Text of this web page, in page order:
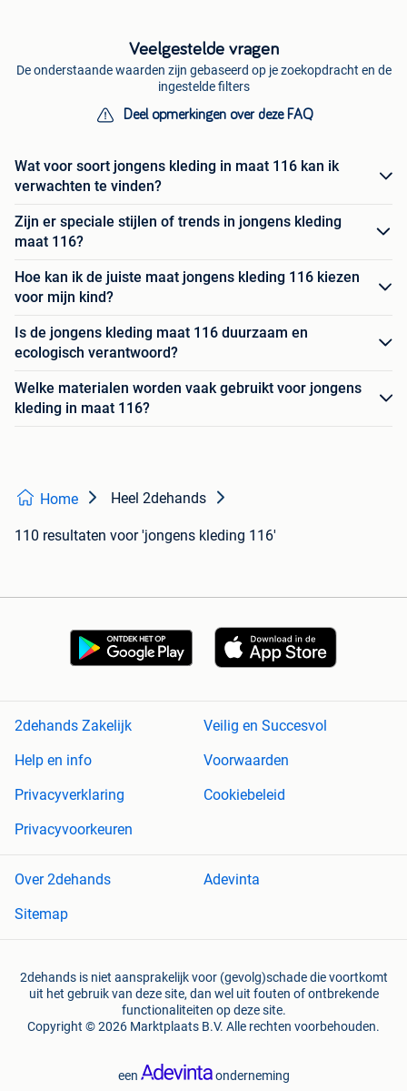
Veelgestelde vragen
De onderstaande waarden zijn gebaseerd op je zoekopdracht en de
ingestelde filters
Deel opmerkingen over deze FAQ
Wat voor soort jongens kleding in maat 116 kan ik
verwachten te vinden?
Zijn er speciale stijlen of trends in jongens kleding
maat 116?
Hoe kan ik de juiste maat jongens kleding 116 kiezen
voor mijn kind?
Is de jongens kleding maat 116 duurzaam en
ecologisch verantwoord?
Welke materialen worden vaak gebruikt voor jongens
kleding in maat 116?
Home Heel 2dehands
110 resultaten voor 'jongens kleding 116'
2dehands Zakelijk
Veilig en Succesvol
Help en info
Voorwaarden
Privacyverklaring
Cookiebeleid
Privacyvoorkeuren
Over 2dehands
Adevinta
Sitemap
2dehands is niet aansprakelijk voor (gevolg)schade die voortkomt
uit het gebruik van deze site, dan wel uit fouten of ontbrekende
functionaliteiten op deze site.
Copyright © 2026 Marktplaats B.V. Alle rechten voorbehouden.
een onderneming